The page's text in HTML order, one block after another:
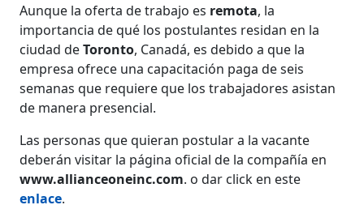
Aunque la oferta de trabajo es remota, la
importancia de qué los postulantes residan en la
ciudad deToronto, Canadá, es debido a que la
empresa ofrece una capacitación paga de seis
semanas que requiere que los trabajadores asistan
de manera presencial.
Las personas que quieran postular a la vacante
deberán visitar la página oficial de la compañía en
www.allianceoneinc.com. o dar click en este
enlace.